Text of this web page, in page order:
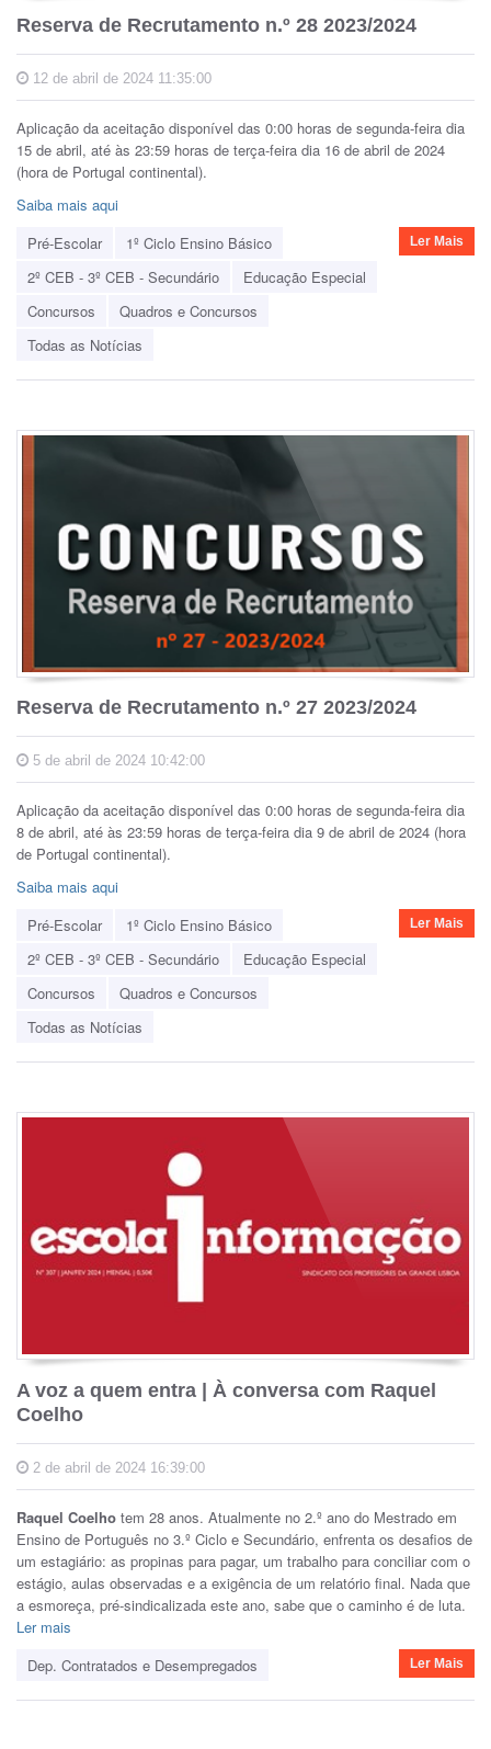
Reserva de Recrutamento n.º 28 2023/2024
12 de abril de 2024 11:35:00
Aplicação da aceitação disponível das 0:00 horas de segunda-feira dia
15 de abril, até às 23:59 horas de terça-feira dia 16 de abril de 2024
(hora de Portugal continental).
Saiba mais aqui
Pré-Escolar
1º Ciclo Ensino Básico
2º CEB - 3º CEB - Secundário
Educação Especial
Concursos
Quadros e Concursos
Todas as Notícias
Ler Mais
Reserva de Recrutamento n.º 27 2023/2024
5 de abril de 2024 10:42:00
Aplicação da aceitação disponível das 0:00 horas de segunda-feira dia
8 de abril, até às 23:59 horas de terça-feira dia 9 de abril de 2024 (hora
de Portugal continental).
Saiba mais aqui
Pré-Escolar
1º Ciclo Ensino Básico
2º CEB - 3º CEB - Secundário
Educação Especial
Concursos
Quadros e Concursos
Todas as Notícias
Ler Mais
A voz a quem entra | À conversa com Raquel
Coelho
2 de abril de 2024 16:39:00
Raquel Coelho tem 28 anos. Atualmente no 2.º ano do Mestrado em
Ensino de Português no 3.º Ciclo e Secundário, enfrenta os desafios de
um estagiário: as propinas para pagar, um trabalho para conciliar com o
estágio, aulas observadas e a exigência de um relatório final. Nada que
a esmoreça, pré-sindicalizada este ano, sabe que o caminho é de luta.
Ler mais
Dep. Contratados e Desempregados
Ler Mais